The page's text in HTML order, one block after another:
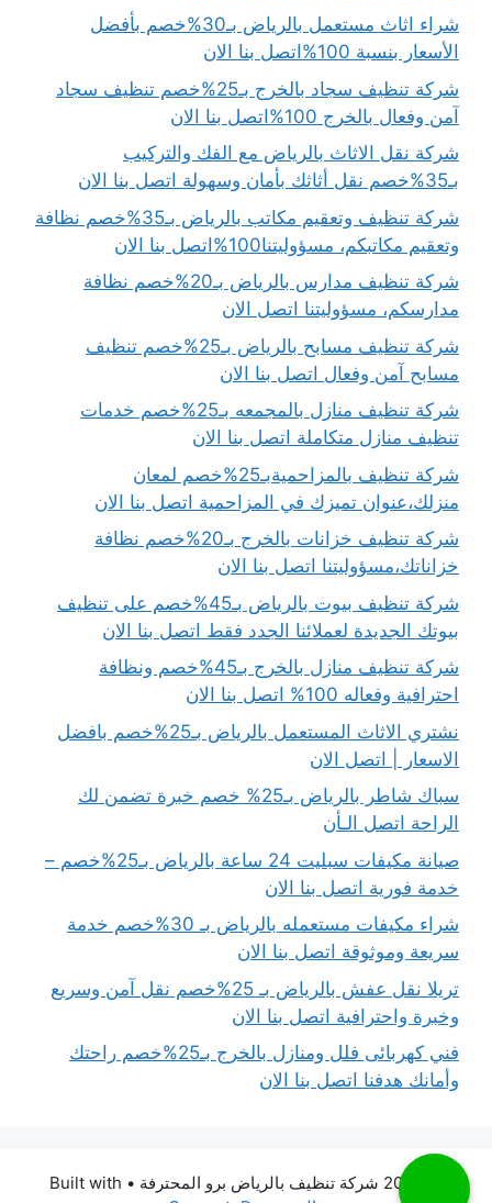
شراء اثاث مستعمل بالرياض بـ30%خصم بأفضل
الأسعار بنسبة 100%اتصل بنا الان
شركة تنظيف سجاد بالخرج بـ25%خصم تنظيف سجاد
آمن وفعال بالخرج 100%اتصل بنا الان
شركة نقل الاثاث بالرياض مع الفك والتركيب
بـ35%خصم نقل أثاثك بأمان وسهولة اتصل بنا الان
شركة تنظيف وتعقيم مكاتب بالرياض بـ35%خصم نظافة
وتعقيم مكاتبكم، مسؤوليتنا100%اتصل بنا الان
شركة تنظيف مدارس بالرياض بـ20%خصم نظافة
مدارسكم، مسؤوليتنا اتصل الان
شركة تنظيف مسابح بالرياض بـ25%خصم تنظيف
مسابح آمن وفعال اتصل بنا الان
شركة تنظيف منازل بالمجمعه بـ25%خصم خدمات
تنظيف منازل متكاملة اتصل بنا الان
شركة تنظيف بالمزاحميةبـ25%خصم لمعان
منزلك،عنوان تميزك في المزاحمية اتصل بنا الان
شركة تنظيف خزانات بالخرج بـ20%خصم نظافة
خزاناتك،مسؤوليتنا اتصل بنا الان
شركة تنظيف بيوت بالرياض بـ45%خصم على تنظيف
بيوتك الجديدة لعملائنا الجدد فقط اتصل بنا الان
شركة تنظيف منازل بالخرج بـ45%خصم ونظافة
احترافية وفعاله 100% اتصل بنا الان
نشتري الاثاث المستعمل بالرياض بـ25%خصم بافضل
الاسعار | اتصل الان
سباك شاطر بالرياض بـ25% خصم خبرة تضمن لك
الراحة اتصل الـأن
صيانة مكيفات سبليت 24 ساعة بالرياض بـ25%خصم –
خدمة فورية اتصل بنا الان
شراء مكيفات مستعمله بالرياض بـ 30%خصم خدمة
سريعة وموثوقة اتصل بنا الان
تريلا نقل عفش بالرياض بـ 25%خصم نقل آمن وسريع
وخبرة واحترافية اتصل بنا الان
فني كهربائى فلل ومنازل بالخرج بـ25%خصم راحتك
وأمانك هدفنا اتصل بنا الان
• Built with